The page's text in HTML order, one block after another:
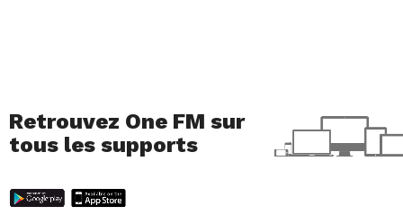
Retrouvez One FM sur
tous les supports